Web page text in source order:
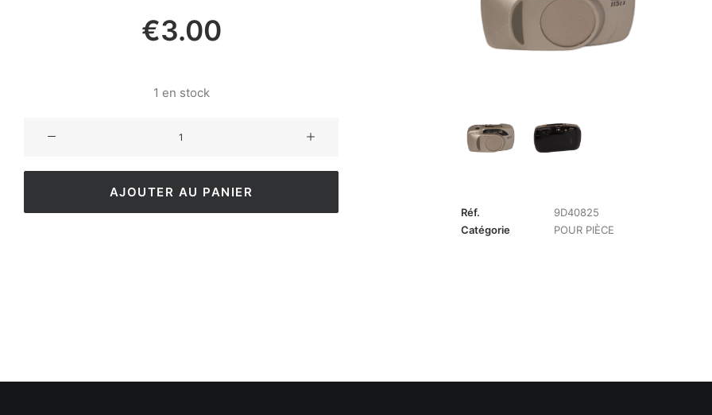
€3.00
1 en stock
AJOUTER AU PANIER
Réf.
9D40825
Catégorie
POUR PIÈCE